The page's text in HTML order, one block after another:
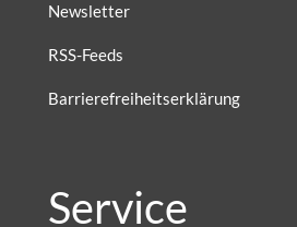
Newsletter
RSS-Feeds
Barrierefreiheitserklärung
Service